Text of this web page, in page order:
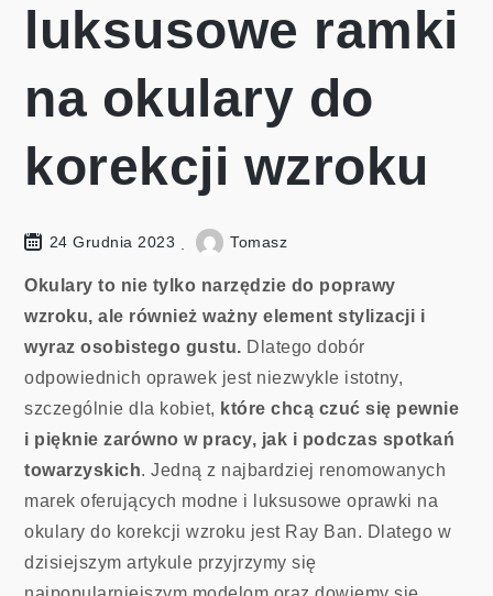
luksusowe ramki
na okulary do
korekcji wzroku
24 Grudnia 2023 Tomasz
Okulary to nie tylko narzędzie do poprawy
wzroku, ale również ważny element stylizacji i
wyraz osobistego gustu. Dlatego dobór
odpowiednich oprawek jest niezwykle istotny,
szczególnie dla kobiet, które chcą czuć się pewnie
i pięknie zarówno w pracy, jak i podczas spotkań
towarzyskich. Jedną z najbardziej renomowanych
marek oferujących modne i luksusowe oprawki na
okulary do korekcji wzroku jest Ray Ban. Dlatego w
dzisiejszym artykule przyjrzymy się